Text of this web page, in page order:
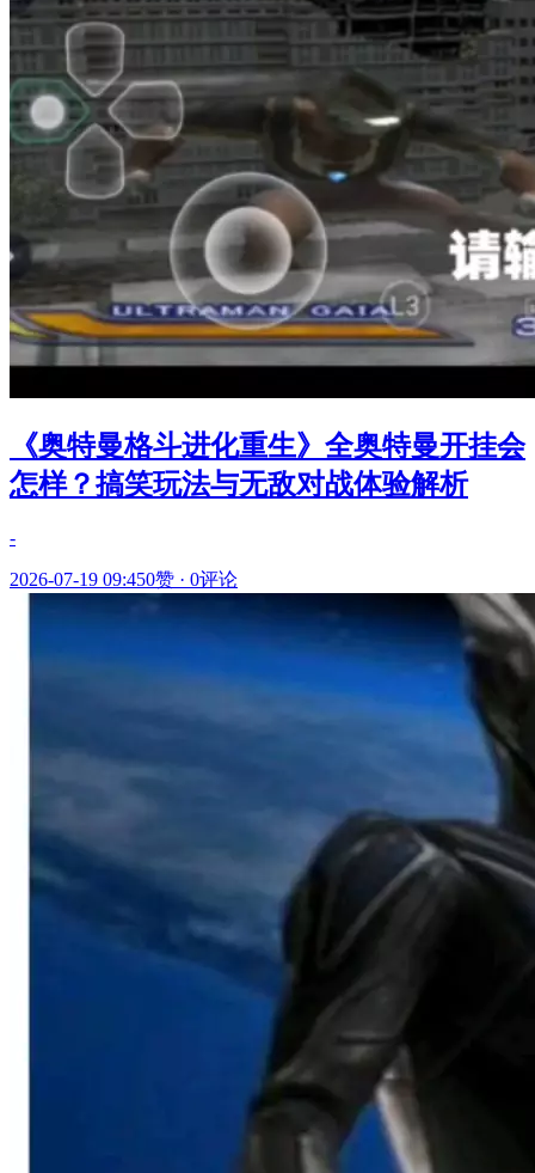
《奥特曼格斗进化重生》全奥特曼开挂会
怎样？搞笑玩法与无敌对战体验解析
-
2026-07-19 09:450赞 · 0评论